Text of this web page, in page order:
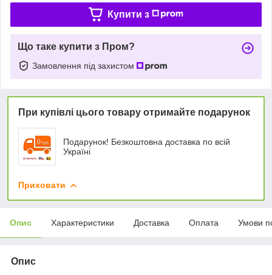
Купити з
Що таке купити з Пром?
Замовлення під захистом
При купівлі цього товару отримайте подарунок
Подарунок! Безкоштовна доставка по всій
Україні
Приховати
Опис Характеристики Доставка Оплата Умови
Опис